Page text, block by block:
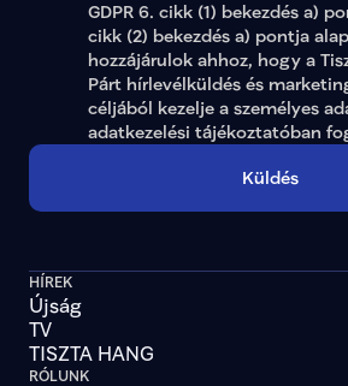
GDPR 6. cikk (1) bekezdés a)
cikk (2) bekezdés a) pontja
hozzájárulok ahhoz, hogy a
Párt hírlevélküldés és
adatkezelési tájékoztatóban
Küldés
HÍREK
Újság
TV
TISZTA HANG
RÓLUNK